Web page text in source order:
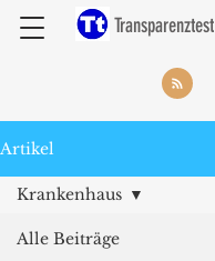
Transparenztest
Artikel
Alle Beiträge
Krankenhaus